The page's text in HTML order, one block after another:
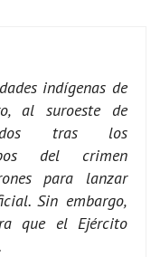
indígenas de
al suroeste de
tras los
del crimen
para lanzar
Sin embargo,
que el Ejército